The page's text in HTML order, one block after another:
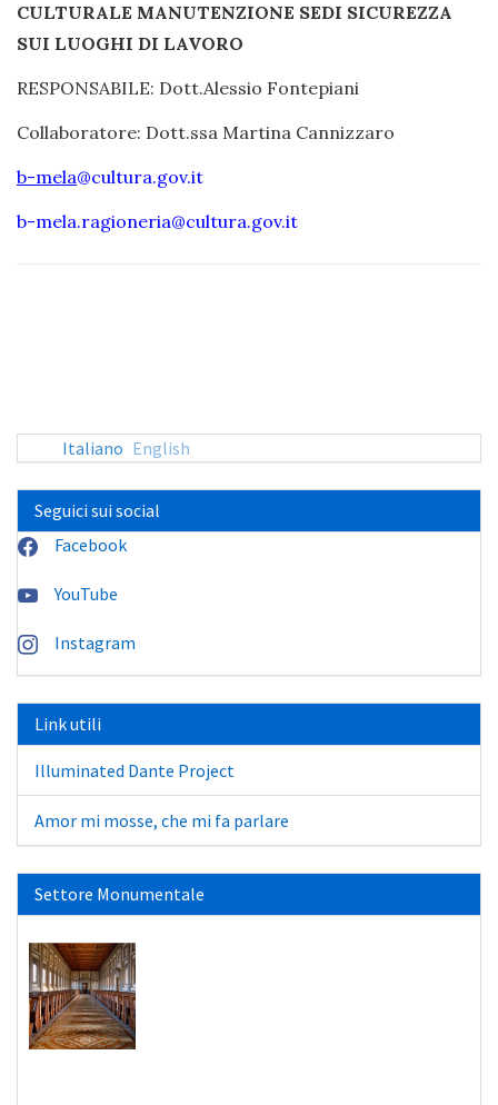
CULTURALE MANUTENZIONE SEDI SICUREZZA
SUI LUOGHI DI LAVORO
RESPONSABILE: Dott.Alessio Fontepiani
Collaboratore: Dott.ssa Martina Cannizzaro
b-mela@cultura.gov.it
b-mela.ragioneria@cultura.gov.it
Italiano English
Seguici sui social
Facebook
YouTube
Instagram
Link utili
Illuminated Dante Project
Amor mi mosse, che mi fa parlare
Settore Monumentale